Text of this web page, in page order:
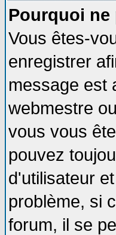
Pourquoi ne
Vous êtes-
enregistrer
message est
webmestre
vous vous
pouvez
d'utilisateur
problème, si
forum, il se